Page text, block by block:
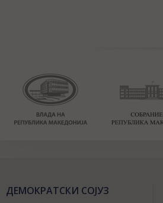
ДЕМОКРАТСКИ СОЈУЗ